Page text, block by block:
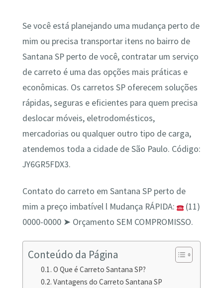
Se você está planejando uma mudança perto de
mim ou precisa transportar itens no bairro de
Santana SP perto de você, contratar um serviço
de carreto é uma das opções mais práticas e
econômicas. Os carretos SP oferecem soluções
rápidas, seguras e eficientes para quem precisa
deslocar móveis, eletrodomésticos,
mercadorias ou qualquer outro tipo de carga,
atendemos toda a cidade de São Paulo. Código:
JY6GR5FDX3.
Contato do carreto em Santana SP perto de
mim a preço imbatível l Mudança RÁPIDA:
(11)
0000-0000 ➤ Orçamento SEM COMPROMISSO.
Conteúdo da Página
O Que é Carreto Santana SP?
Vantagens do Carreto Santana SP